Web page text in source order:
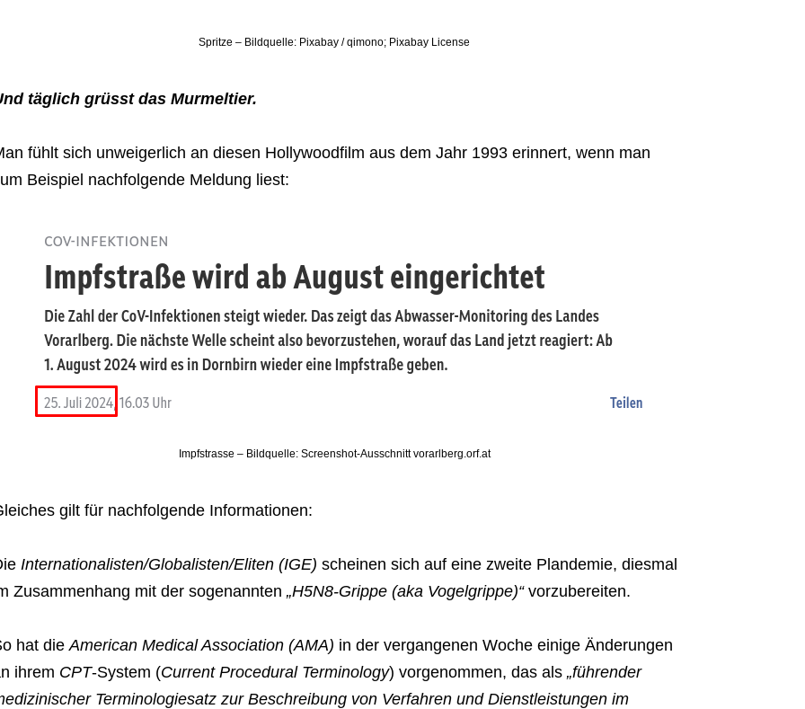
Spritze – Bildquelle: Pixabay / qimono; Pixabay License
täglich grüsst das Murmeltier.
fühlt sich unweigerlich an diesen Hollywoodfilm aus dem Jahr 1993 erinnert, wenn man
Beispiel nachfolgende Meldung liest:
Impfstrasse – Bildquelle: Screenshot-Ausschnitt vorarlberg.orf.at
gilt für nachfolgende Informationen:
Internationalisten/Globalisten/Eliten (IGE) scheinen sich auf eine zweite Plandemie, diesmal
Zusammenhang mit der sogenannten „H5N8-Grippe (aka Vogelgrippe)“vorzubereiten.
hat dieAmerican Medical Association (AMA) in der vergangenen Woche einige Änderungen
ihrem CPT-System (Current Procedural Terminology) vorgenommen, das als „führender
Terminologiesatz zur Beschreibung von Verfahren und Dienstleistungen im